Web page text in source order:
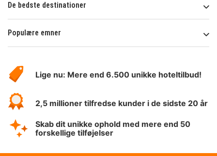
De bedste destinationer
Populære emner
HotelSpecials
Lige nu: Mere end 6.500 unikke hoteltilbud!
2,5 millioner tilfredse kunder i de sidste 20 år
Skab dit unikke ophold med mere end 50
forskellige tilføjelser